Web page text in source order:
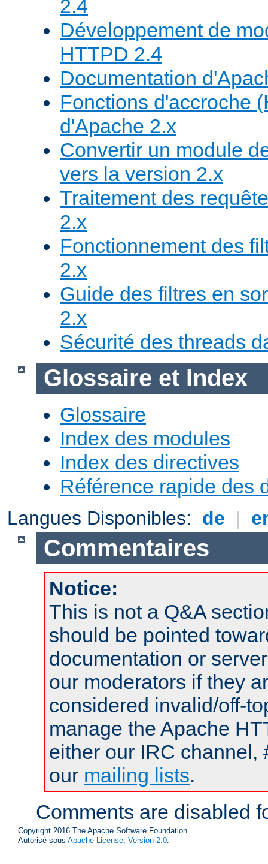
2.4
Développement de
HTTPD 2.4
Documentation
Fonctions d'accroche
d'Apache 2.x
Convertir un module
vers la version 2.x
Traitement des
2.x
Fonctionnement des
2.x
Guide des filtres en
2.x
Sécurité des threads
Glossaire et Index
Glossaire
Index des modules
Index des directives
Référence rapide des
Langues Disponibles: de |
Commentaires
Notice:
This is not a Q&A
should be pointed
documentation or
our moderators if they
considered invalid/off-
manage the Apache
either our IRC channel,
our mailing lists.
Comments are disabled
Copyright 2016 The Apache Software Foundation.
Autorisé sous Apache License, Version 2.0